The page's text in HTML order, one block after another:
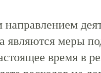
являются меры
время в